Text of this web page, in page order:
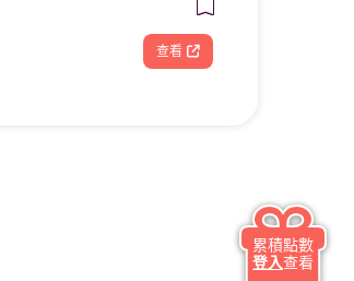
查看
累積點數
登入查看